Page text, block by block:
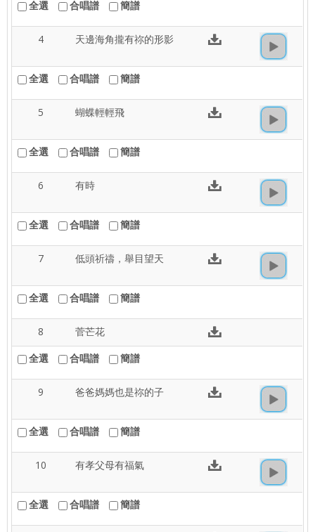
全選 合唱譜 簡譜
4 天邊海角攏有祢的形影
全選 合唱譜 簡譜
5 蝴蝶輕輕飛
全選 合唱譜 簡譜
6 有時
全選 合唱譜 簡譜
7 低頭祈禱，舉目望天
全選 合唱譜 簡譜
8 菅芒花
全選 合唱譜 簡譜
9 爸爸媽媽也是祢的子
全選 合唱譜 簡譜
10 有孝父母有福氣
全選 合唱譜 簡譜